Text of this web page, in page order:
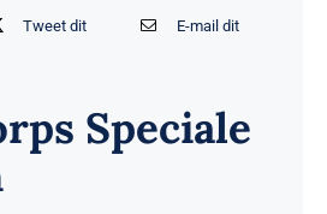
Tweet dit E-mail dit
Speciale